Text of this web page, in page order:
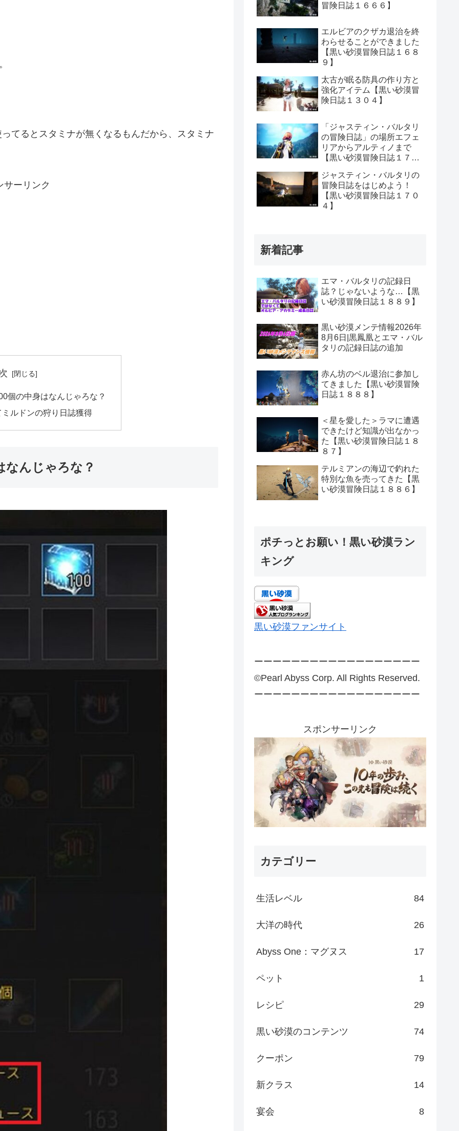
てるとスタミナが無くなるもんだから、スタミナ
サーリンク
個の中身はなんじゃろな？
ルドンの狩り日誌獲得
なんじゃろな？
冒険日誌１６６６】
エルビアのクザカ退治を終
わらせることができました
【黒い砂漠冒険日誌１６８
９】
太古が眠る防具の作り方と
強化アイテム【黒い砂漠冒
険日誌１３０４】
「ジャスティン・バルタリ
の冒険日誌」の場所エフェ
リアからアルティノまで
【黒い砂漠冒険日誌１７０
ジャスティン・バルタリの
冒険日誌をはじめよう！
【黒い砂漠冒険日誌１７０
４】
新着記事
エマ・バルタリの記録日
誌？じゃないような…【黒
い砂漠冒険日誌１８８９】
黒い砂漠メンテ情報2026年
8月6日|黒鳳凰とエマ・バル
タリの記録日誌の追加
赤ん坊のベル退治に参加し
てきました【黒い砂漠冒険
日誌１８８８】
＜星を愛した＞ラマに遭遇
できたけど知識が出なかっ
た【黒い砂漠冒険日誌１８
８７】
テルミアンの海辺で釣れた
特別な魚を売ってきた【黒
い砂漠冒険日誌１８８６】
ポチっとお願い！黒い砂漠ラン
キング
黒い砂漠ファンサイト
ーーーーーーーーーーーーーーーーーー
©Pearl Abyss Corp. All Rights Reserved.
ーーーーーーーーーーーーーーーーーー
スポンサーリンク
カテゴリー
生活レベル 84
大洋の時代 26
Abyss One：マグヌス 17
ペット 1
レシピ 29
黒い砂漠のコンテンツ 74
クーポン 79
新クラス 14
宴会 8